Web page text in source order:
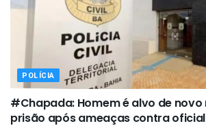
POLÍCIA
#Chapada: Homem é alvo de
prisão após ameaças contra